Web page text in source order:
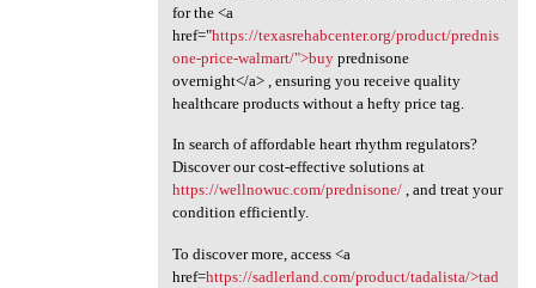
for the <a
href="https://texasrehabcenter.org/product/prednis
one-price-walmart/">buyprednisone
overnight</a> , ensuring you receive quality
healthcare products without a hefty price tag.
In search of affordable heart rhythm regulators?
Discover our cost-effective solutions at
https://wellnowuc.com/prednisone/, and treat your
condition efficiently.
To discover more, access <a
href=https://sadlerland.com/product/tadalista/>tad